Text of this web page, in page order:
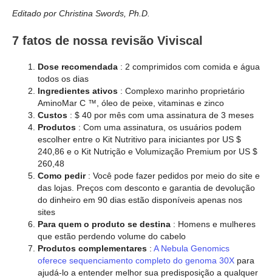
Editado por Christina Swords, Ph.D.
7 fatos de nossa revisão Viviscal
Dose recomendada : 2 comprimidos com comida e água
todos os dias
Ingredientes ativos : Complexo marinho proprietário
AminoMar C ™, óleo de peixe, vitaminas e zinco
Custos : $ 40 por mês com uma assinatura de 3 meses
Produtos : Com uma assinatura, os usuários podem
escolher entre o Kit Nutritivo para iniciantes por US $
240,86 e o Kit Nutrição e Volumização Premium por US $
260,48
Como pedir: Você pode fazer pedidos por meio do site e
das lojas. Preços com desconto e garantia de devolução
do dinheiro em 90 dias estão disponíveis apenas nos
sites
Para quem o produto se destina : Homens e mulheres
que estão perdendo volume do cabelo
Produtos complementares : A Nebula Genomics
oferece sequenciamento completo do genoma 30X para
ajudá-lo a entender melhor sua predisposição a qualquer